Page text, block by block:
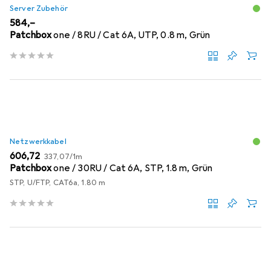
Server Zubehör
EUR
584,–
Patchboxone / 8RU / Cat 6A, UTP, 0.8 m, Grün
Netzwerkkabel
EUR
606,72 EUR
337,07/1m
Patchboxone / 30RU / Cat 6A, STP, 1.8 m, Grün
STP, U/FTP, CAT6a, 1.80 m